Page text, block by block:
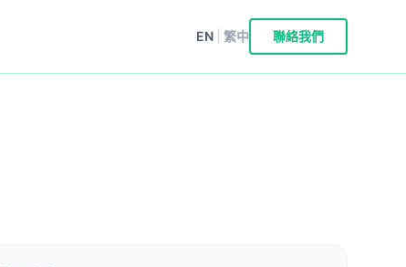
EN 繁中 聯絡我們